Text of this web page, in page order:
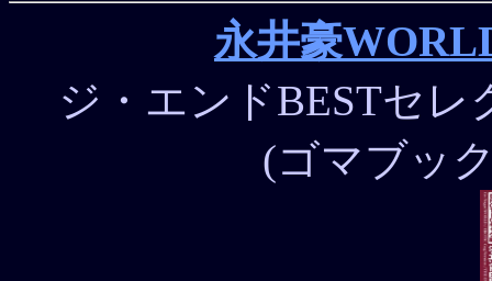
永井豪
ジ・エンドBESTセレ
(ゴマブッ